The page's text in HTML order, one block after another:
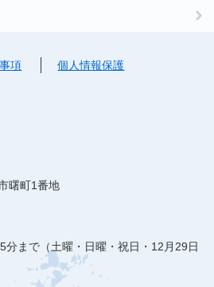
項
個人情報保護
曙町1番地
分まで（土曜・日曜・祝日・12月29日